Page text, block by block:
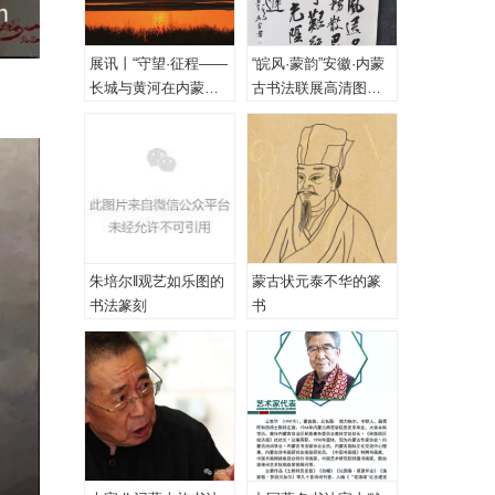
展讯丨“守望·征程——
长城与黄河在内蒙古
“皖风·蒙韵”安徽·内蒙
古书法联展高清图
（一、特邀作品）
朱培尔‖观艺如乐图的
书法篆刻
蒙古状元泰不华的篆
书